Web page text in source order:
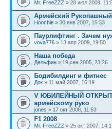
Mr. FreeZZZ » 28 июл 2009,
Армейский
Hoochie » 30 янв 2007, 15:33
Паурлифтинг . Зачем
vova776 » 13 апр 2009, 19:50
Наша победа
Дельфин » 19 сен 2005, 23:26
Бодибилдинг и фитнес
Док » 11 май 2007, 16:19
V ЮБИЛЕЙНЫЙ
армейскому руко
jones » 17 окт 2008, 11:53
F1 2008
Mr. FreeZZZ » 25 окт 2007,